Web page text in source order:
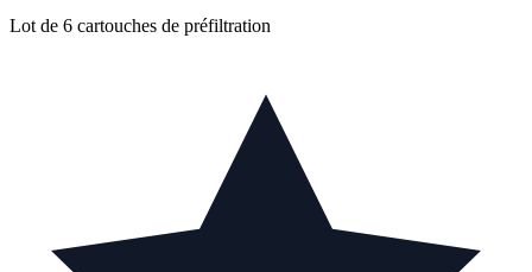
Lot de 6 cartouches de préfiltration